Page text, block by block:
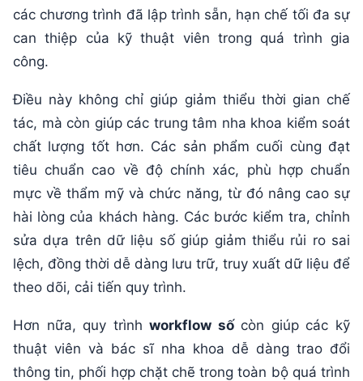
các chương trình đã lập trình sẵn, hạn chế tối đa sự
can thiệp của kỹ thuật viên trong quá trình gia
công.
Điều này không chỉ giúp giảm thiểu thời gian chế
tác, mà còn giúp các trung tâm nha khoa kiểm soát
chất lượng tốt hơn. Các sản phẩm cuối cùng đạt
tiêu chuẩn cao về độ chính xác, phù hợp chuẩn
mực về thẩm mỹ và chức năng, từ đó nâng cao sự
hài lòng của khách hàng. Các bước kiểm tra, chỉnh
sửa dựa trên dữ liệu số giúp giảm thiểu rủi ro sai
lệch, đồng thời dễ dàng lưu trữ, truy xuất dữ liệu để
theo dõi, cải tiến quy trình.
Hơn nữa, quy trìnhworkflow sốcòn giúp các kỹ
thuật viên và bác sĩ nha khoa dễ dàng trao đổi
thông tin, phối hợp chặt chẽ trong toàn bộ quá trình